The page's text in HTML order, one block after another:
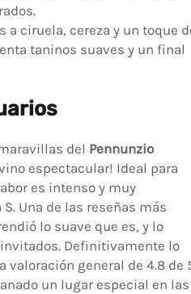
a ciruela, cereza y un toque
taninos suaves y un final
del Pennunzio
vino espectacular! Ideal para
es intenso y muy
Una de las reseñas más
lo suave que es, y lo
Definitivamente lo
valoración general de 4.8 de
un lugar especial en las